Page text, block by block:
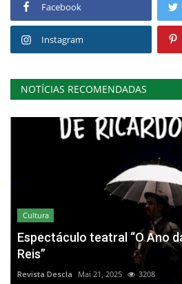
Facebook
Instagram
NOTÍCIAS RECOMENDADAS
Cultura
Espectáculo teatral “O Ano
Reis”
Revista Descla Mai 21, 2025 3208